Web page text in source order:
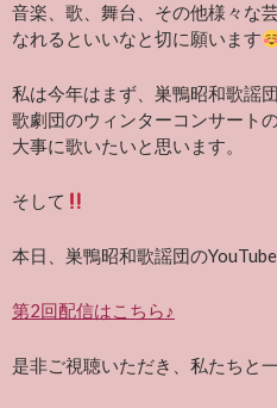
音楽、歌、舞台、その他様々な
なれるといいなと切に願います
私は今年はまず、巣鴨昭和歌謡
歌劇団のウィンターコンサート
大事に歌いたいと思います。
そして
本日、巣鴨昭和歌謡団の
第2回配信はこちら♪
是非ご視聴いただき、私たちと